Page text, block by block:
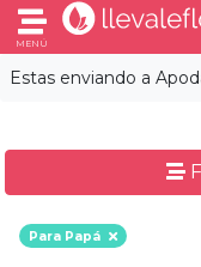
Estas enviando a
MENÚ
Para Papá